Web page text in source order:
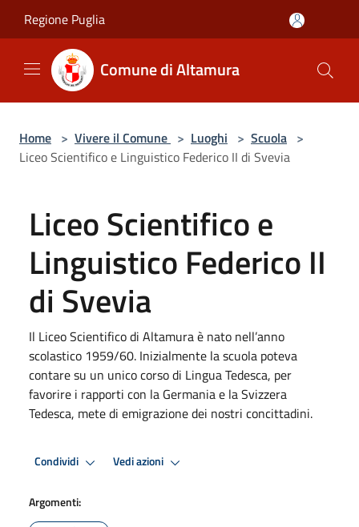
Regione Puglia
Comune di Altamura
Home > Vivere il Comune > Luoghi > Scuola >
Liceo Scientifico e Linguistico Federico II di Svevia
Liceo Scientifico e
Linguistico Federico II
di Svevia
Il Liceo Scientifico di Altamura è nato nell’anno
scolastico 1959/60. Inizialmente la scuola poteva
contare su un unico corso di Lingua Tedesca, per
favorire i rapporti con la Germania e la Svizzera
Tedesca, mete di emigrazione dei nostri concittadini.
Condividi Vedi azioni
Argomenti: